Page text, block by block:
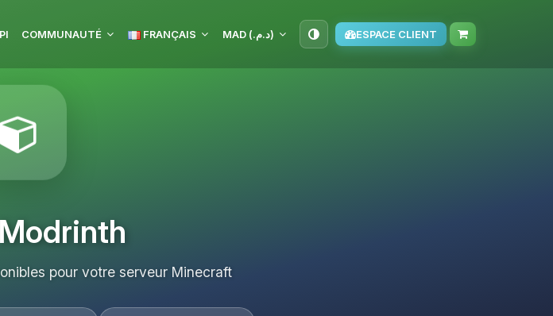
COMMUNAUTÉ FRANÇAIS MAD (د.م.‏) ESPACE CLIENT
pour votre serveur Minecraft